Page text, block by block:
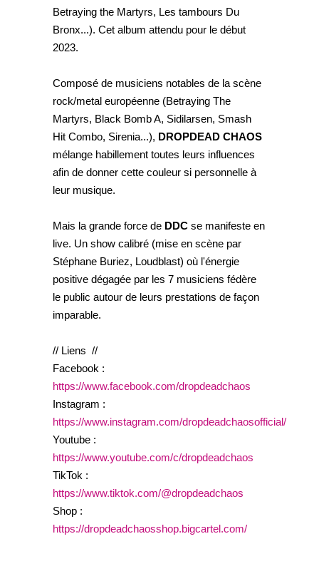
Betraying the Martyrs, Les tambours Du
Bronx...). Cet album attendu pour le début
2023.
Composé de musiciens notables de la scène
rock/metal européenne (Betraying The
Martyrs, Black Bomb A, Sidilarsen, Smash
Hit Combo, Sirenia...), DROPDEAD CHAOS
mélange habillement toutes leurs influences
afin de donner cette couleur si personnelle à
leur musique.
Mais la grande force de DDC se manifeste en
live. Un show calibré (mise en scène par
Stéphane Buriez, Loudblast) où l'énergie
positive dégagée par les 7 musiciens fédère
le public autour de leurs prestations de façon
imparable.
// Liens //
Facebook :
https://www.facebook.com/dropdeadchaos
Instagram :
https://www.instagram.com/dropdeadchaosofficial/
Youtube :
https://www.youtube.com/c/dropdeadchaos
TikTok :
https://www.tiktok.com/@dropdeadchaos
Shop :
https://dropdeadchaosshop.bigcartel.com/